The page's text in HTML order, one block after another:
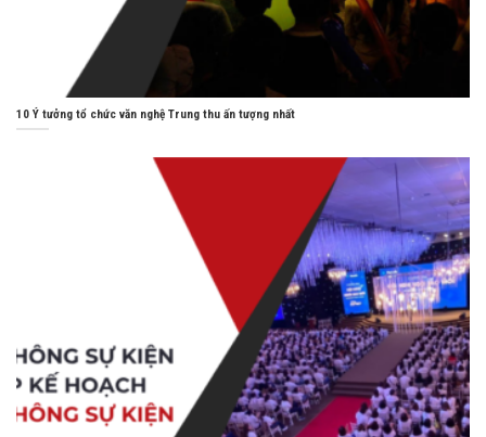
10 Ý tưởng tổ chức văn nghệ Trung thu ấn tượng nhất